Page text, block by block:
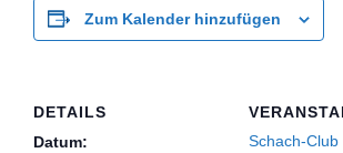
Zum Kalender hinzufügen
DETAILS
Datum:
Schach-Club